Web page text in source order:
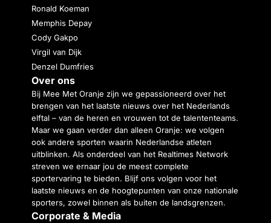
Ronald Koeman
Memphis Depay
Cody Gakpo
Virgil van Dijk
Denzel Dumfries
Over ons
Bij Mee Met Oranje zijn we gepassioneerd over het
brengen van het laatste nieuws over het Nederlands
elftal – van de heren en vrouwen tot de talententeams.
Maar we gaan verder dan alleen Oranje: we volgen
ook andere sporten waarin Nederlandse atleten
uitblinken. Als onderdeel van het Realtimes Network
streven we ernaar jou de meest complete
sportervaring te bieden. Blijf ons volgen voor het
laatste nieuws en de hoogtepunten van onze nationale
sporters, zowel binnen als buiten de landsgrenzen.
Corporate & Media